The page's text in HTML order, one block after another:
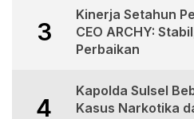
3
Kinerja Setahun
CEO ARCHY:
Perbaikan
4
Kapolda Sulsel
Kasus Narkotika